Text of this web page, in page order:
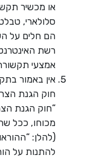
או מכשיר
סלולארי,
הם חלים על
רשת
אמצעי
אין באמור
“חוק הגנת
מכוחו, ככל
(להלן:
להתנות על